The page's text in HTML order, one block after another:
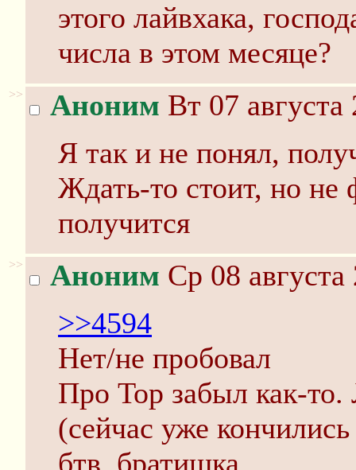
этого лайвхака,
числа в этом месяце?
>> Аноним Вт 07
Я так и не понял,
Ждать-то стоит, но не
получится
>> Аноним Ср 08
>>4594
Нет/не пробовал
Про Тор забыл как-
(сейчас уже
бтв, братишка.